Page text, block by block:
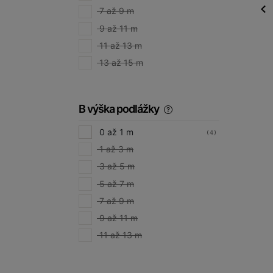
7 až 9 m
9 až 11 m
11 až 13 m
13 až 15 m
B výška podlážky
0 až 1 m (4)
1 až 3 m
3 až 5 m
5 až 7 m
7 až 9 m
9 až 11 m
11 až 13 m